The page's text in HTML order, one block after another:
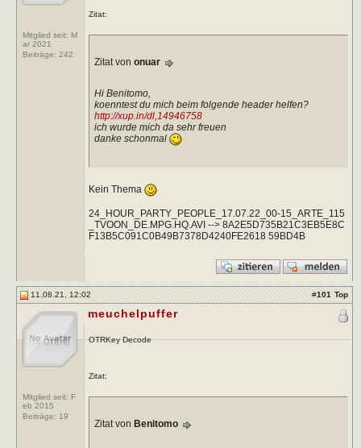
Mitglied seit: M
ar 2021
Beiträge: 242
Zitat:
Zitat von onuar
Hi Benitomo,
koenntest du mich beim folgende header helfen?
http://xup.in/dl,14946758
ich wurde mich da sehr freuen
danke schonmal
Kein Thema
24_HOUR_PARTY_PEOPLE_17.07.22_00-15_ARTE_115
_TVOON_DE.MPG.HQ.AVI --> 8A2E5D735B21C3EB5E8C
F13B5C091C0B49B7378D4240FE2618 59BD4B
11.08.21, 12:02 #101 Top
Mitglied seit: F
eb 2015
Beiträge: 19
meuchelpuffer
OTRKey Decode
Zitat:
Zitat von Benitomo